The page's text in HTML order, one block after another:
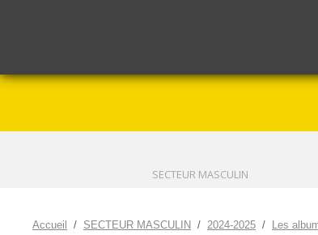
SECTEUR MASCULIN
Accueil SECTEUR MASCULIN 2024-2025 Les